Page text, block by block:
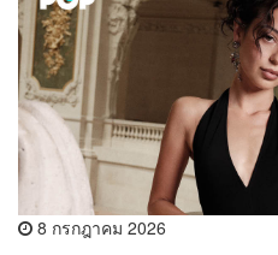
8 กรกฎาคม 2026